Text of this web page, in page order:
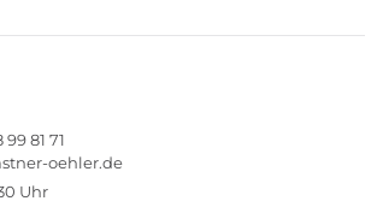
99 81 71
oehler.de
Uhr